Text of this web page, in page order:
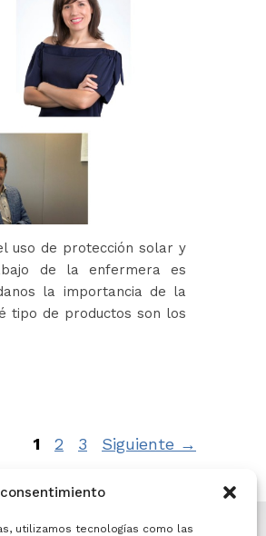
utilizamos tecnologías como las
uso de protección solar y
de la enfermera es
la importancia de la
tipo de productos son los
Página
1 Página
2 Página
3 Siguiente →